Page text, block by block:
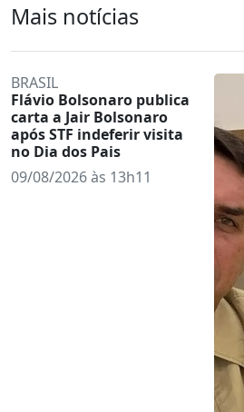
Mais notícias
BRASIL
Flávio Bolsonaro publica
carta a Jair Bolsonaro
após STF indeferir visita
no Dia dos Pais
09/08/2026 às 13h11